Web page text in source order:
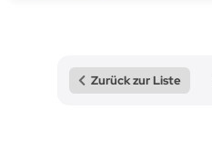
Zurück zur Liste